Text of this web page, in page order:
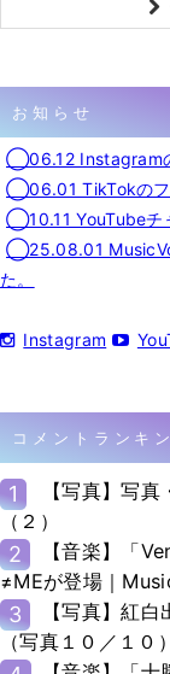
お知らせ
◯06.12 Instagramの
◯06.01 TikTokのフ
◯10.11 YouTubeチ
◯25.08.01
た。
Instagram
コメントランキ
1
【写真】写
（２）
2
【音楽】「
≠MEが登場｜
3
【写真】紅
（写真１０／１０）